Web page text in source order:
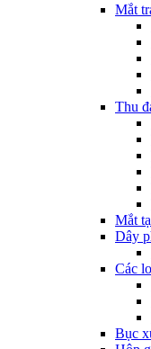
Mắt
Thu
Mắt
Dây
Các
Bục